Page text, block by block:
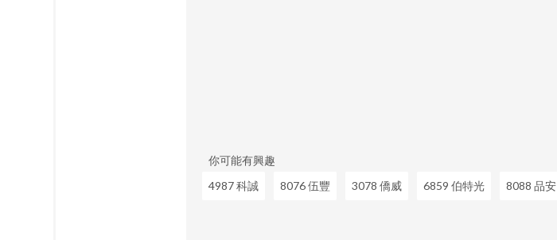
你可能有興趣
4987 科誠
8076 伍豐 3078 僑威 6859 伯特光 8088 品安